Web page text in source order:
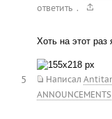
ответить .
Хоть на этот
Написал
ANNOUNCEMENTS
5